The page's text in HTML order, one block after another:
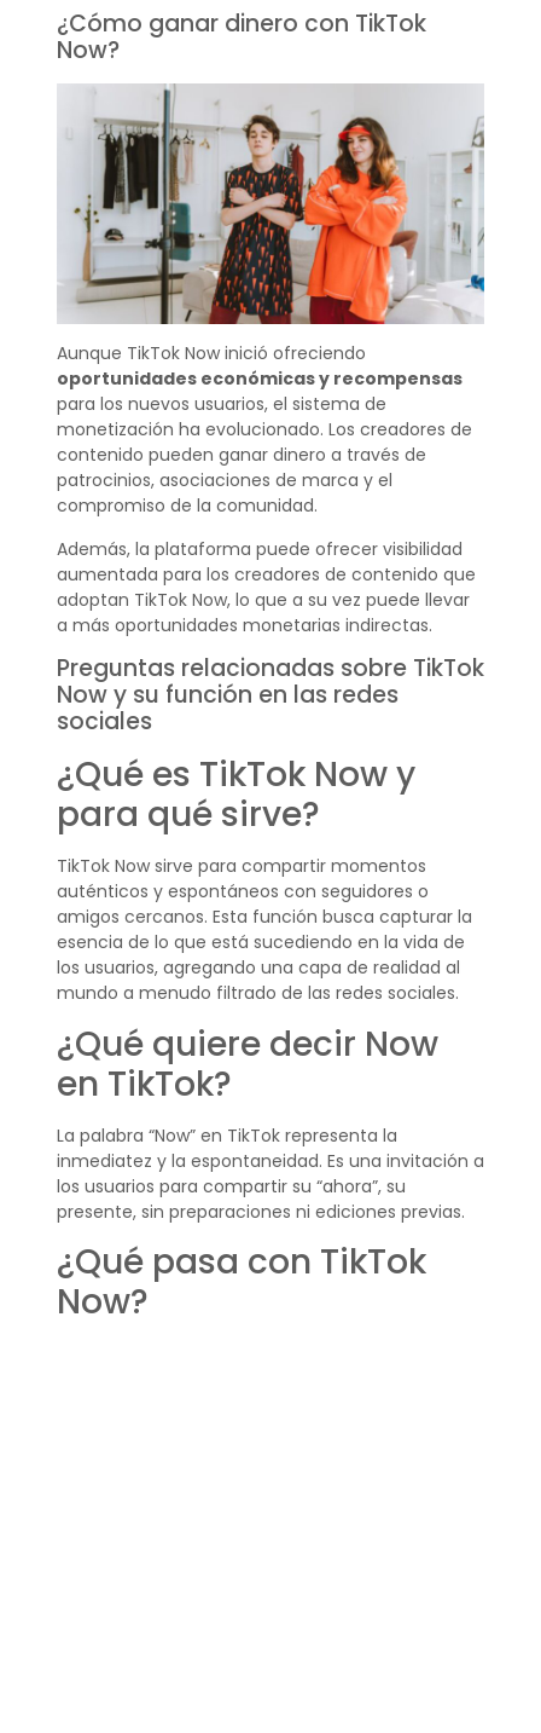
¿Cómo ganar dinero con TikTok
Now?
Aunque TikTok Now inició ofreciendo
oportunidades económicas y recompensas
para los nuevos usuarios, el sistema de
monetización ha evolucionado. Los creadores de
contenido pueden ganar dinero a través de
patrocinios, asociaciones de marca y el
compromiso de la comunidad.
Además, la plataforma puede ofrecer visibilidad
aumentada para los creadores de contenido que
adoptan TikTok Now, lo que a su vez puede llevar
a más oportunidades monetarias indirectas.
Preguntas relacionadas sobre TikTok
Now y su función en las redes
sociales
¿Qué es TikTok Now y
para qué sirve?
TikTok Now sirve para compartir momentos
auténticos y espontáneos con seguidores o
amigos cercanos. Esta función busca capturar la
esencia de lo que está sucediendo en la vida de
los usuarios, agregando una capa de realidad al
mundo a menudo filtrado de las redes sociales.
¿Qué quiere decir Now
en TikTok?
La palabra “Now” en TikTok representa la
inmediatez y la espontaneidad. Es una invitación a
los usuarios para compartir su “ahora”, su
presente, sin preparaciones ni ediciones previas.
¿Qué pasa con TikTok
Now?